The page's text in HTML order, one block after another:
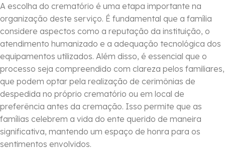
A escolha do crematório é uma etapa importante na
organização deste serviço. É fundamental que a família
considere aspectos como a reputação da instituição, o
atendimento humanizado e a adequação tecnológica dos
equipamentos utilizados. Além disso, é essencial que o
processo seja compreendido com clareza pelos familiares,
que podem optar pela realização de cerimônias de
despedida no próprio crematório ou em local de
preferência antes da cremação. Isso permite que as
famílias celebrem a vida do ente querido de maneira
significativa, mantendo um espaço de honra para os
sentimentos envolvidos.